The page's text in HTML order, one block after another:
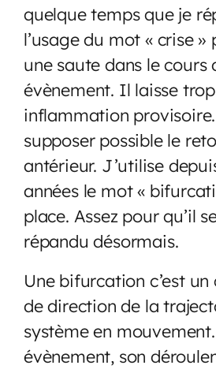
quelque temps que je
l’usage du mot « crise
une saute dans le cours
évènement. Il laisse
inflammation
supposer possible le
antérieur. J’utilise
années le mot «
place. Assez pour qu’il
répandu désormais.
Une bifurcation c’est
de direction de la
système en
évènement, son